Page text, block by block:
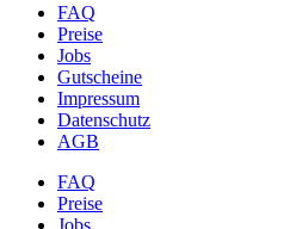
FAQ
Preise
Jobs
Gutscheine
Impressum
Datenschutz
AGB
FAQ
Preise
Jobs